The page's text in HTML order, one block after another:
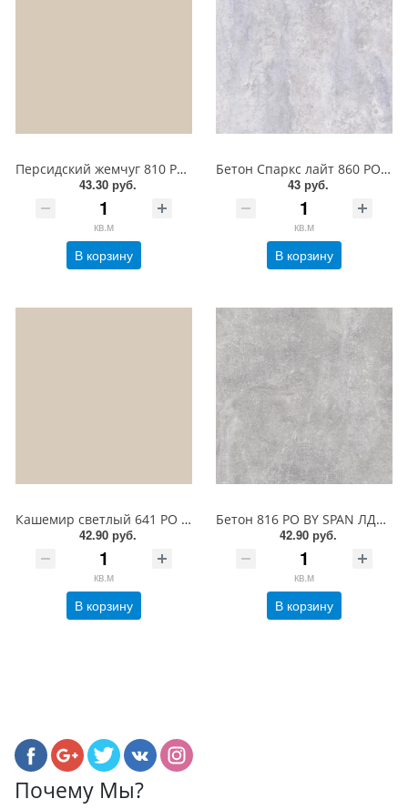
Персидский жемчуг 810 PO BY SPAN ЛДСП 18 мм
43.30 руб.
кв.м
В корзину
Бетон Спаркс лайт 860 PO BY SPAN ЛДСП 18 мм
43 руб.
кв.м
В корзину
Кашемир светлый 641 РО BY SPAN ЛДСП 18 мм
42.90 руб.
кв.м
В корзину
Бетон 816 PO BY SPAN ЛДСП 18 мм
42.90 руб.
кв.м
В корзину
Почему Мы?